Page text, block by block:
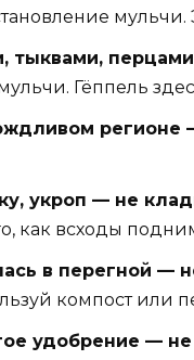
тыквами,
Гёппель
регионе
укроп — не
как всходы
в перегной —
компост или
удобрение — не